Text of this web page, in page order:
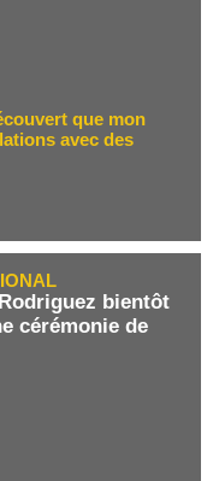
que mon
avec des
bientôt
cérémonie de